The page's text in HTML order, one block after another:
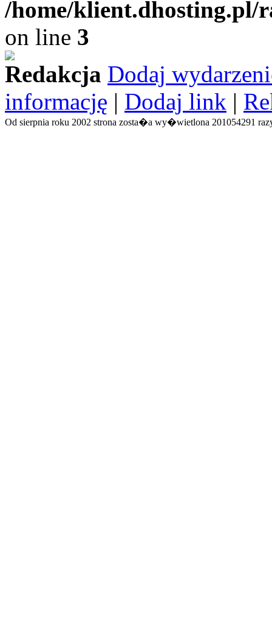
/home/
on line 3
Redakcja Dodaj
informację | Dodaj link |
Od sierpnia roku 2002 strona zosta�a wy�wietlona 201054291